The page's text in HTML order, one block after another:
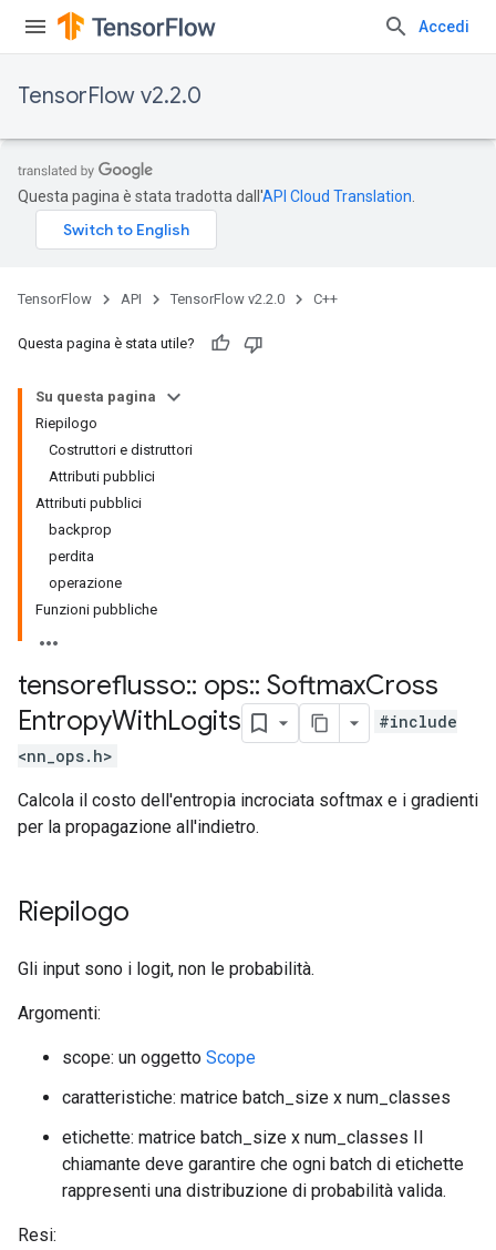
Accedi
TensorFlow v2.2.0
Questa pagina è stata tradotta dall'API Cloud Translation
TensorFlow API TensorFlow v2.2.0 C++
Questa pagina è stata utile?
Su questa pagina
Riepilogo
Costruttori e distruttori
Attributi pubblici
Attributi pubblici
backprop
perdita
operazione
Funzioni pubbliche
tensoreflusso:: ops:: SoftmaxCross
EntropyWithLogits
#include
<nn_ops.h>
Calcola il costo dell'entropia incrociata softmax e i gradienti
per la propagazione all'indietro.
Riepilogo
Gli input sono i logit, non le probabilità.
Argomenti:
scope: un oggetto Scope
caratteristiche: matrice batch_size x num_classes
etichette: matrice batch_size x num_classes Il
chiamante deve garantire che ogni batch di etichette
rappresenti una distribuzione di probabilità valida.
Resi: